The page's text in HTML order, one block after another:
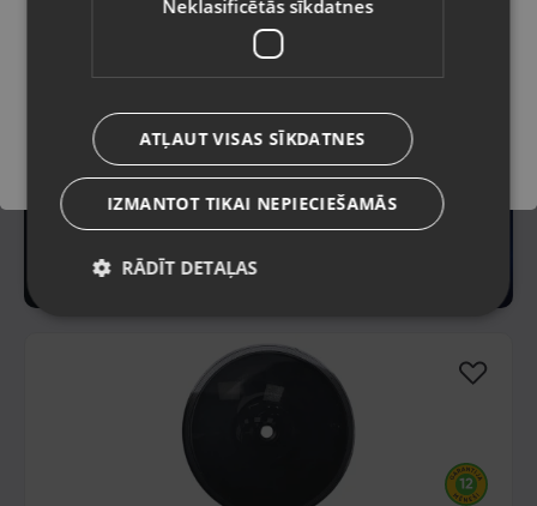
Saglabāt
Neklasificētās sīkdatnes
ATĻAUT VISAS SĪKDATNES
IZMANTOT TIKAI NEPIECIEŠAMĀS
RĀDĪT DETAĻAS